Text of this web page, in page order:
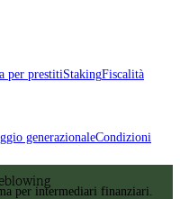
per prestitiStakingFiscalità
generazionaleCondizioni
per intermediari finanziari.